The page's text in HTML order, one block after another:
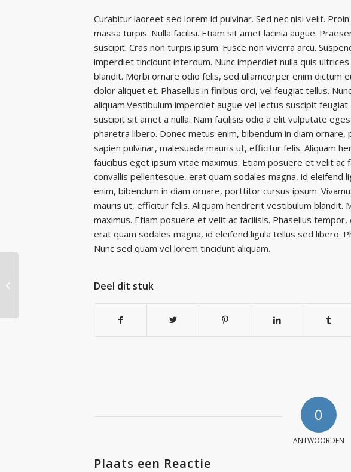
Curabitur laoreet sed lorem id pulvinar. Sed nec nisi velit.
massa turpis. Nulla facilisi. Etiam sit amet lacinia augue.
suscipit. Cras non turpis ipsum. Fusce non viverra arcu.
imperdiet tincidunt interdum. Nunc imperdiet nulla quis
blandit. Morbi ornare odio felis, sed ullamcorper enim dictum
dolor aliquet et. Phasellus in finibus orci, vel feugiat tellus.
aliquam.Vestibulum imperdiet augue vel lectus suscipit
suscipit sit amet a nulla. Nam facilisis odio a elit vulputate
pharetra libero. Donec metus enim, bibendum in diam
sapien pulvinar, malesuada mauris ut, efficitur felis. Aliquam
faucibus eget ipsum vitae maximus. Etiam posuere et velit ac
convallis pellentesque, erat quam sodales magna, id eleifend
enim, bibendum in diam ornare, porttitor cursus ipsum.
mauris ut, efficitur felis. Aliquam hendrerit vestibulum blandit.
maximus. Etiam posuere et velit ac facilisis. Phasellus
erat quam sodales magna, id eleifend ligula tellus sed libero.
Nunc sed quam vel lorem tincidunt aliquam.
Deel dit stuk
0
ANTWOORDEN
Plaats een Reactie